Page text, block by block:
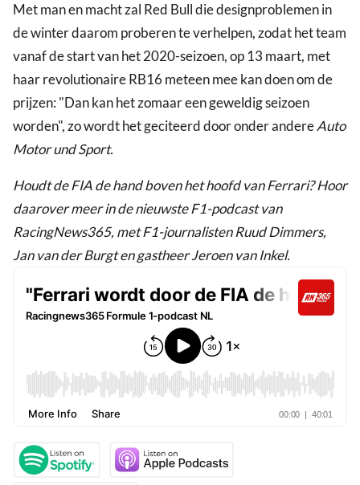
Met man en macht zal Red Bull die designproblemen in
de winter daarom proberen te verhelpen, zodat het team
vanaf de start van het 2020-seizoen, op 13 maart, met
haar revolutionaire RB16 meteen mee kan doen om de
prijzen: "Dan kan het zomaar een geweldig seizoen
worden", zo wordt het geciteerd door onder andereAuto
Motor und Sport.
Houdt de FIA de hand boven het hoofd van Ferrari? Hoor
daarover meer in de nieuwste F1-podcast van
RacingNews365, met F1-journalisten Ruud Dimmers,
Jan van der Burgt en gastheer Jeroen van Inkel.